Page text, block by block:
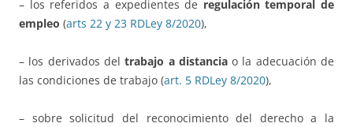
– los referidos a expedientes de regulación temporal de
empleo (arts 22 y 23 RDLey 8/2020),
– los derivados deltrabajo a distanciao la adecuación de
las condiciones de trabajo (art. 5 RDLey 8/2020),
– sobre solicitud del reconocimiento del derecho a la